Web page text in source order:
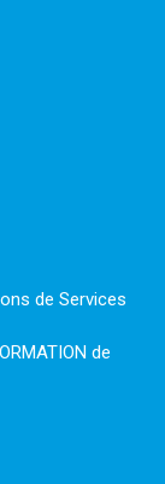
de Services
de